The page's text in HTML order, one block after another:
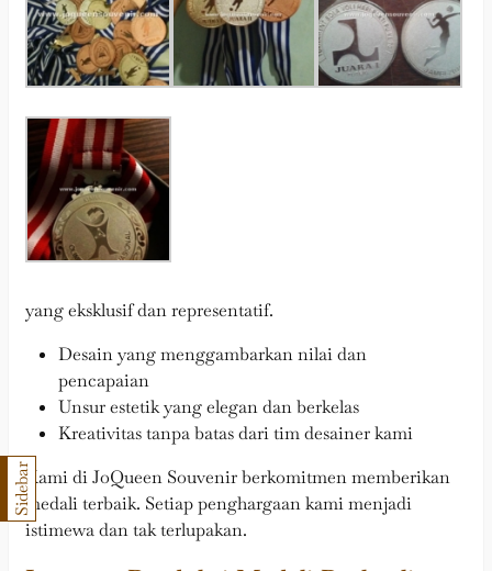
yang eksklusif dan representatif.
Desain yang menggambarkan nilai dan
pencapaian
Unsur estetik yang elegan dan berkelas
Kreativitas tanpa batas dari tim desainer kami
Kami di JoQueen Souvenir berkomitmen memberikan
medali terbaik. Setiap penghargaan kami menjadi
istimewa dan tak terlupakan.
Sidebar